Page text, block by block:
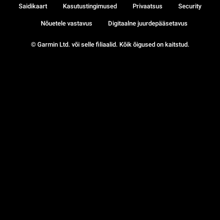
© Garmin Ltd. või selle filiaalid. Kõik õigused on kaitstud.
Saidikaart Kasutustingimused Privaatsus Security
Nõuetele vastavus Digitaalne juurdepääsetavus